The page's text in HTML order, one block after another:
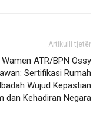
Artikulli tjetër
Wamen ATR/BPN Ossy
Sertifikasi Rumah
Ibadah Wujud Kepastian
dan Kehadiran Negara